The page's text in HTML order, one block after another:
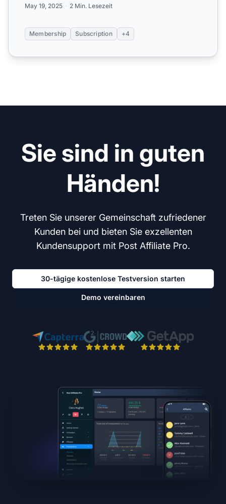
May 19, 2025 2 Min. Lesezeit
Membership Subscription +4
Sie sind in guten
Händen!
Treten Sie unserer Gemeinschaft zufriedener
Kunden bei und bieten Sie exzellenten
Kundensupport mit Post Affiliate Pro.
30-tägige kostenlose Testversion starten
Demo vereinbaren